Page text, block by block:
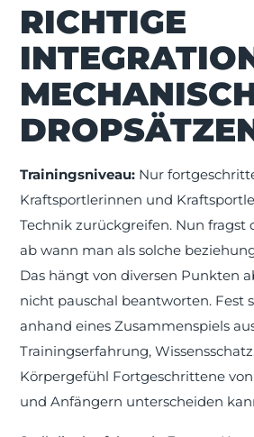
RICHTIGE
Trainingsniveau: Nur
Kraftsportlerinnen und
Technik zurückgreifen. Nun fragst
ab wann man als solche
Das hängt von diversen Punkten
nicht pauschal beantworten. Fest
anhand eines Zusammenspiels
Trainingserfahrung,
Körpergefühl Fortgeschrittene
und Anfängern unterscheiden